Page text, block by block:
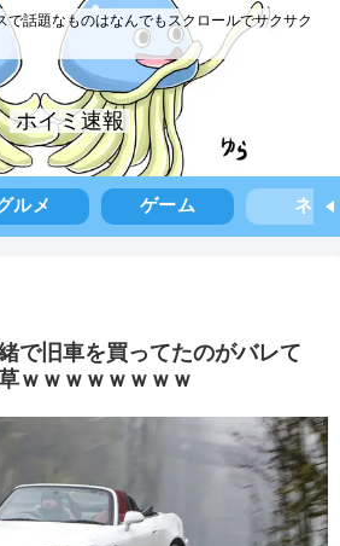
で話題なものはなんでもスクロールでサクサク
ホイミ速報
ルメ ゲーム ネタ
で旧車を買ってたのがバレて
ｗｗｗｗｗｗｗｗ